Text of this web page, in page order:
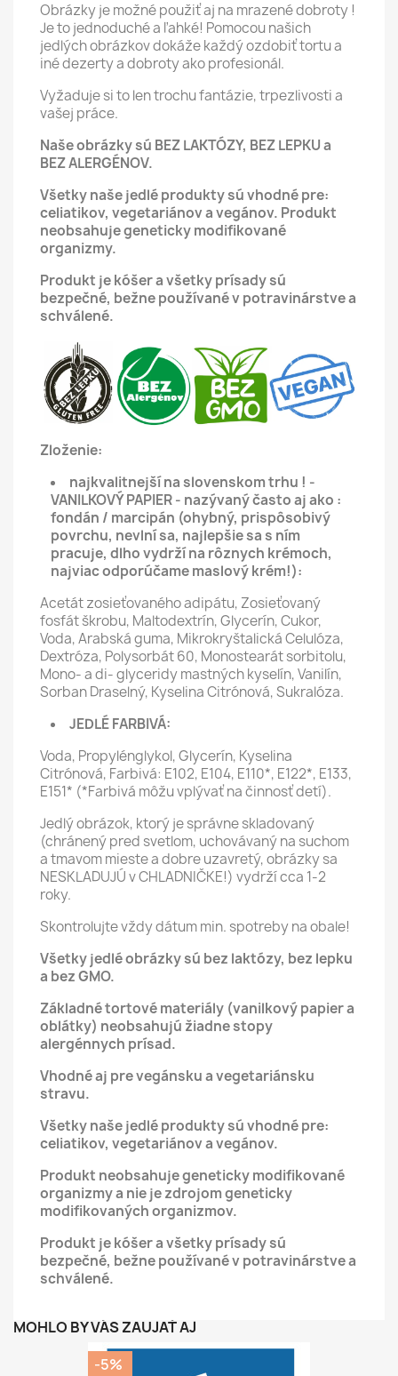
Obrázky je možné použiť aj na mrazené dobroty !
Je to jednoduché a ľahké! Pomocou našich
jedlých obrázkov dokáže každý ozdobiť tortu a
iné dezerty a dobroty ako profesionál.
Vyžaduje si to len trochu fantázie, trpezlivosti a
vašej práce.
Naše obrázky sú BEZ LAKTÓZY, BEZ LEPKU a
BEZ ALERGÉNOV.
Všetky naše jedlé produkty sú vhodné pre:
celiatikov, vegetariánov a vegánov. Produkt
neobsahuje geneticky modifikované
organizmy.
Produkt je kóšer a všetky prísady sú
bezpečné, bežne používané v potravinárstve a
schválené.
Zloženie:
najkvalitnejší na slovenskom trhu ! -
VANILKOVÝ PAPIER - nazývaný často aj ako :
fondán / marcipán (ohybný, prispôsobivý
povrchu, nevlní sa, najlepšie sa s ním
pracuje, dlho vydrží na rôznych krémoch,
najviac odporúčame maslový krém!):
Acetát zosieťovaného adipátu, Zosieťovaný
fosfát škrobu, Maltodextrín, Glycerín, Cukor,
Voda, Arabská guma, Mikrokryštalická Celulóza,
Dextróza, Polysorbát 60, Monostearát sorbitolu,
Mono- a di- glyceridy mastných kyselín, Vanilín,
Sorban Draselný, Kyselina Citrónová, Sukralóza.
JEDLÉ FARBIVÁ:
Voda, Propylénglykol, Glycerín, Kyselina
Citrónová, Farbivá: E102, E104, E110*, E122*, E133,
E151* (*Farbivá môžu vplývať na činnosť detí).
Jedlý obrázok, ktorý je správne skladovaný
(chránený pred svetlom, uchovávaný na suchom
a tmavom mieste a dobre uzavretý, obrázky sa
NESKLADUJÚ v CHLADNIČKE!) vydrží cca 1-2
roky.
Skontrolujte vždy dátum min. spotreby na obale!
Všetky jedlé obrázky sú bez laktózy, bez lepku
a bez GMO.
Základné tortové materiály (vanilkový papier a
oblátky) neobsahujú žiadne stopy
alergénnych prísad.
Vhodné aj pre vegánsku a vegetariánsku
stravu.
Všetky naše jedlé produkty sú vhodné pre:
celiatikov, vegetariánov a vegánov.
Produkt neobsahuje geneticky modifikované
organizmy a nie je zdrojom geneticky
modifikovaných organizmov.
Produkt je kóšer a všetky prísady sú
bezpečné, bežne používané v potravinárstve a
schválené.
MOHLO BY VÁS ZAUJAŤ AJ
-5%